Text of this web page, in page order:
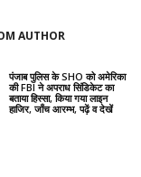
AUTHOR
पंजाब पुलिस के SHO को अमेरिका
की FBI ने अपराध सिंडिकेट का
बताया हिस्सा, किया गया लाइन
हाजिर, जाँच आरम्भ, पढ़ें व देखें